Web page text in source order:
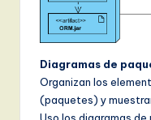
Diagramas de
Organizan los
(paquetes) y